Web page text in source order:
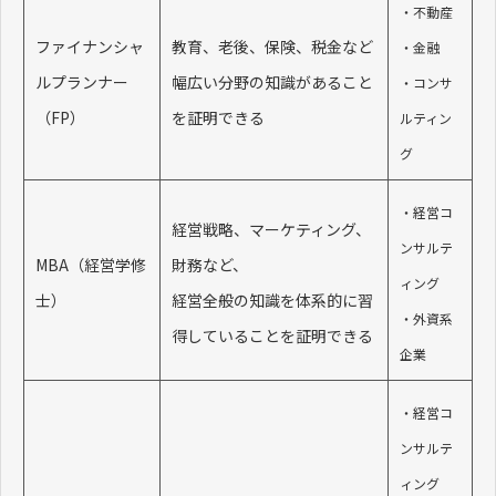
ファイナンシャ
ルプランナー
（FP）
教育、老後、保険、税金など
幅広い分野の知識があること
を証明できる
・不動産
・金融
・コンサ
ルティン
グ
MBA（経営学修
士）
経営戦略、マーケティング、
財務など、
経営全般の知識を体系的に習
得していることを証明できる
・経営コ
ンサルテ
ィング
・外資系
企業
・経営コ
ンサルテ
ィング